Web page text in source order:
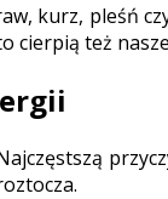
kurz, pleśń
cierpią też